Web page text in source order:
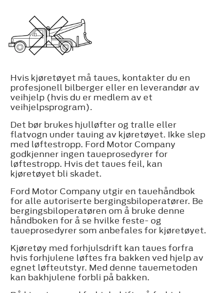
Hvis kjøretøyet må taues, kontakter du en
profesjonell bilberger eller en leverandør av
veihjelp (hvis du er medlem av et
veihjelpsprogram).
Det bør brukes hjulløfter og tralle eller
flatvogn under tauing av kjøretøyet. Ikke slep
med løftestropp. Ford Motor Company
godkjenner ingen taueprosedyrer for
løftestropp. Hvis det taues feil, kan
kjøretøyet bli skadet.
Ford Motor Company utgir en tauehåndbok
for alle autoriserte bergingsbiloperatører. Be
bergingsbiloperatøren om å bruke denne
håndboken for å se hvilke feste- og
taueprosedyrer som anbefales for kjøretøyet.
Kjøretøy med forhjulsdrift kan taues forfra
hvis forhjulene løftes fra bakken ved hjelp av
egnet løfteutstyr. Med denne tauemetoden
kan bakhjulene forbli på bakken.